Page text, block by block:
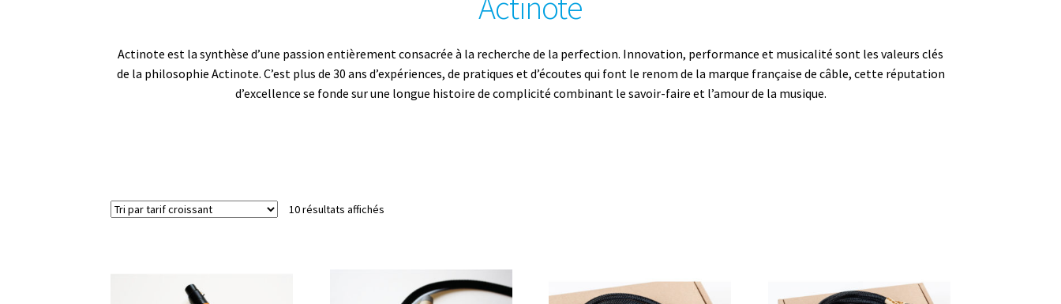
Actinote est la synthèse d’une passion entièrement consacrée à la recherche de la perfection. Innovation, performance et musicalité sont les valeurs clés
de la philosophie Actinote. C’est plus de 30 ans d’expériences, de pratiques et d’écoutes qui font le renom de la marque française de câble, cette réputation
d’excellence se fonde sur une longue histoire de complicité combinant le savoir-faire et l’amour de la musique.
10 résultats affichés